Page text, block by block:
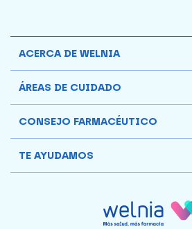
ACERCA DE WELNIA
ÁREAS DE CUIDADO
CONSEJO FARMACÉUTICO
TE AYUDAMOS